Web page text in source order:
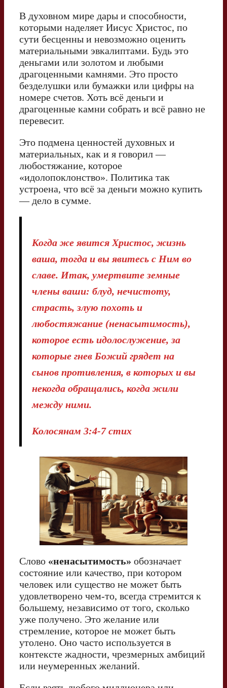
В духовном мире дары и способности,
которыми наделяет Иисус Христос, по
сути бесценны и невозможно оценить
материальными эвкалиптами. Будь это
деньгами или золотом и любыми
драгоценными камнями. Это просто
безделушки или бумажки или цифры на
номере счетов. Хоть всё деньги и
драгоценные камни собрать и всё равно не
перевесит.
Это подмена ценностей духовных и
материальных, как и я говорил —
любостяжание, которое
«идолопоклонство». Политика так
устроена, что всё за деньги можно купить
— дело в сумме.
Когда же явится Христос, жизнь
ваша, тогда и вы явитесь с Ним во
славе. Итак, умертвите земные
члены ваши: блуд, нечистоту,
страсть, злую похоть и
любостяжание (ненасытимость),
которое есть идолослужение, за
которые гнев Божий грядет на
сынов противления, в которых и вы
некогда обращались, когда жили
между ними.
Колосянам 3:4-7 стих
Слово «ненасытимость» обозначает
состояние или качество, при котором
человек или существо не может быть
удовлетворено чем-то, всегда стремится к
большему, независимо от того, сколько
уже получено. Это желание или
стремление, которое не может быть
утолено. Оно часто используется в
контексте жадности, чрезмерных амбиций
или неумеренных желаний.